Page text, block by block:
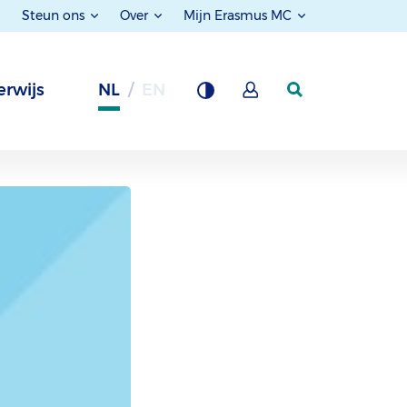
Steun ons Over Mijn Erasmus MC
NL